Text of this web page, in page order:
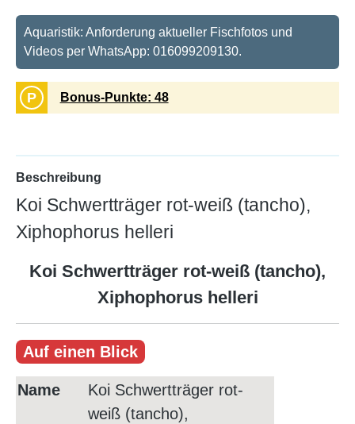
Aquaristik: Anforderung aktueller Fischfotos und
Videos per WhatsApp: 016099209130.
P Bonus-Punkte: 48
Beschreibung
Koi Schwertträger rot-weiß (tancho),
Xiphophorus helleri
Koi Schwertträger rot-weiß (tancho),
Xiphophorus helleri
Auf einen Blick
Name
Koi Schwertträger rot-
weiß (tancho),